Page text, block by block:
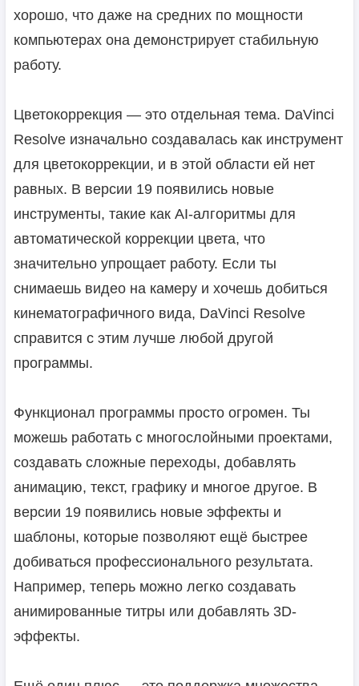
хорошо, что даже на средних по мощности
компьютерах она демонстрирует стабильную
работу.
Цветокоррекция — это отдельная тема. DaVinci
Resolve изначально создавалась как инструмент
для цветокоррекции, и в этой области ей нет
равных. В версии 19 появились новые
инструменты, такие как AI-алгоритмы для
автоматической коррекции цвета, что
значительно упрощает работу. Если ты
снимаешь видео на камеру и хочешь добиться
кинематографичного вида, DaVinci Resolve
справится с этим лучше любой другой
программы.
Функционал программы просто огромен. Ты
можешь работать с многослойными проектами,
создавать сложные переходы, добавлять
анимацию, текст, графику и многое другое. В
версии 19 появились новые эффекты и
шаблоны, которые позволяют ещё быстрее
добиваться профессионального результата.
Например, теперь можно легко создавать
анимированные титры или добавлять 3D-
эффекты.